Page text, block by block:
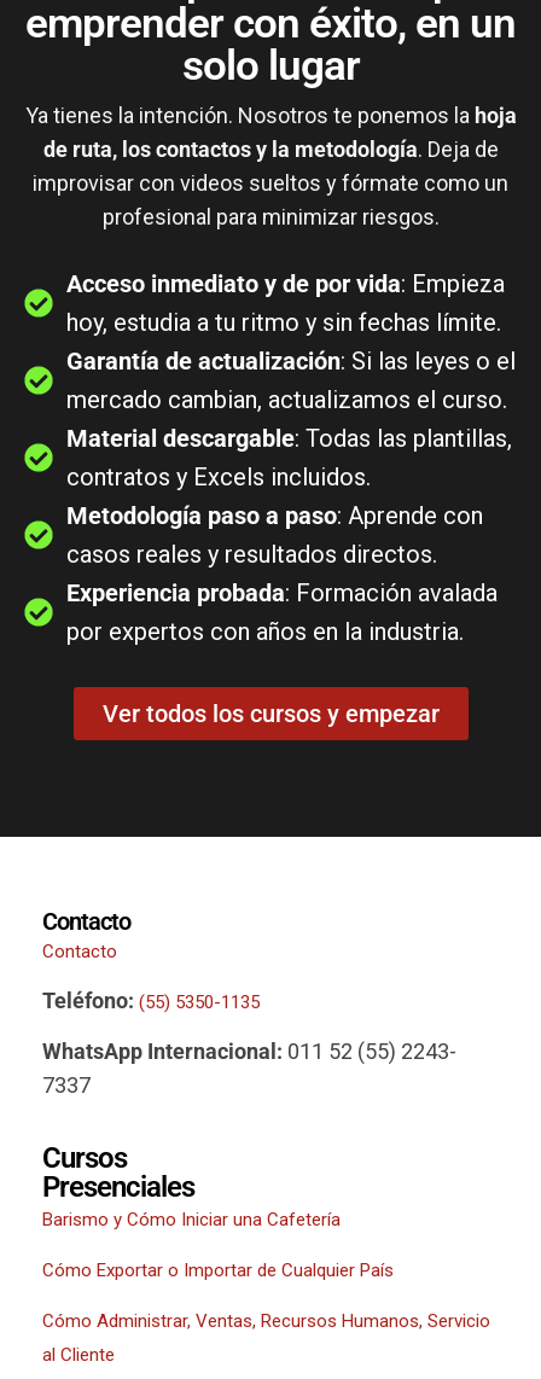
emprender con éxito, en un
solo lugar
Ya tienes la intención. Nosotros te ponemos la hoja
de ruta, los contactos y la metodología. Deja de
improvisar con videos sueltos y fórmate como un
profesional para minimizar riesgos.
Acceso inmediato y de por vida: Empieza
hoy, estudia a tu ritmo y sin fechas límite.
Garantía de actualización: Si las leyes o el
mercado cambian, actualizamos el curso.
Material descargable: Todas las plantillas,
contratos y Excels incluidos.
Metodología paso a paso: Aprende con
casos reales y resultados directos.
Experiencia probada: Formación avalada
por expertos con años en la industria.
Ver todos los cursos y empezar
Contacto
Contacto
Teléfono: (55) 5350-1135
WhatsApp Internacional: 011 52 (55) 2243-
7337
Cursos
Presenciales
Barismo y Cómo Iniciar una Cafetería
Cómo Exportar o Importar de Cualquier País
Cómo Administrar, Ventas, Recursos Humanos, Servicio
al Cliente